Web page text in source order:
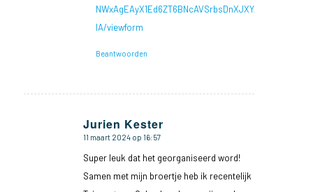
NWxAgEAyX1Ed6ZT6BNcAVSrbsDnXJXYAHIQpvPIY-
IA/viewform
Beantwoorden
Jurien Kester
zegt:
11 maart 2024 op 16:57
Super leuk dat het georganiseerd word!
Samen met mijn broertje heb ik recentelijk